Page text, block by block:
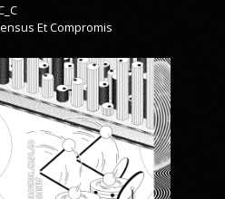
Et Compromis